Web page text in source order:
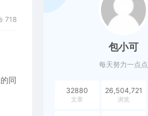
718
同
包小可
每天努力一点点
32880
文章
26,504,721
浏览